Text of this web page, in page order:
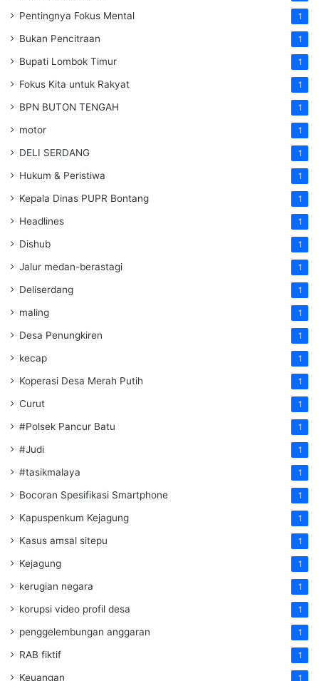
Pentingnya Fokus Mental 1
Bukan Pencitraan 1
Bupati Lombok Timur 1
Fokus Kita untuk Rakyat 1
BPN BUTON TENGAH 1
motor 1
DELI SERDANG 1
Hukum & Peristiwa 1
Kepala Dinas PUPR Bontang 1
Headlines 1
Dishub 1
Jalur medan-berastagi 1
Deliserdang 1
maling 1
Desa Penungkiren 1
kecap 1
Koperasi Desa Merah Putih 1
Curut 1
#Polsek Pancur Batu 1
#Judi 1
#tasikmalaya 1
Bocoran Spesifikasi Smartphone 1
Kapuspenkum Kejagung 1
Kasus amsal sitepu 1
Kejagung 1
kerugian negara 1
korupsi video profil desa 1
penggelembungan anggaran 1
RAB fiktif 1
Keuangan 1